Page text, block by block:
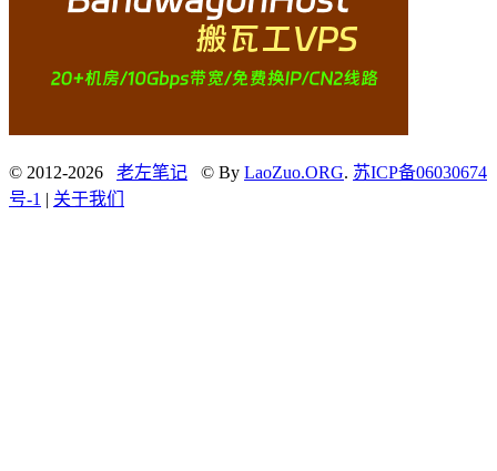
© 2012-2026 老左笔记 © By LaoZuo.ORG. 苏ICP备06030674
号-1 | 关于我们